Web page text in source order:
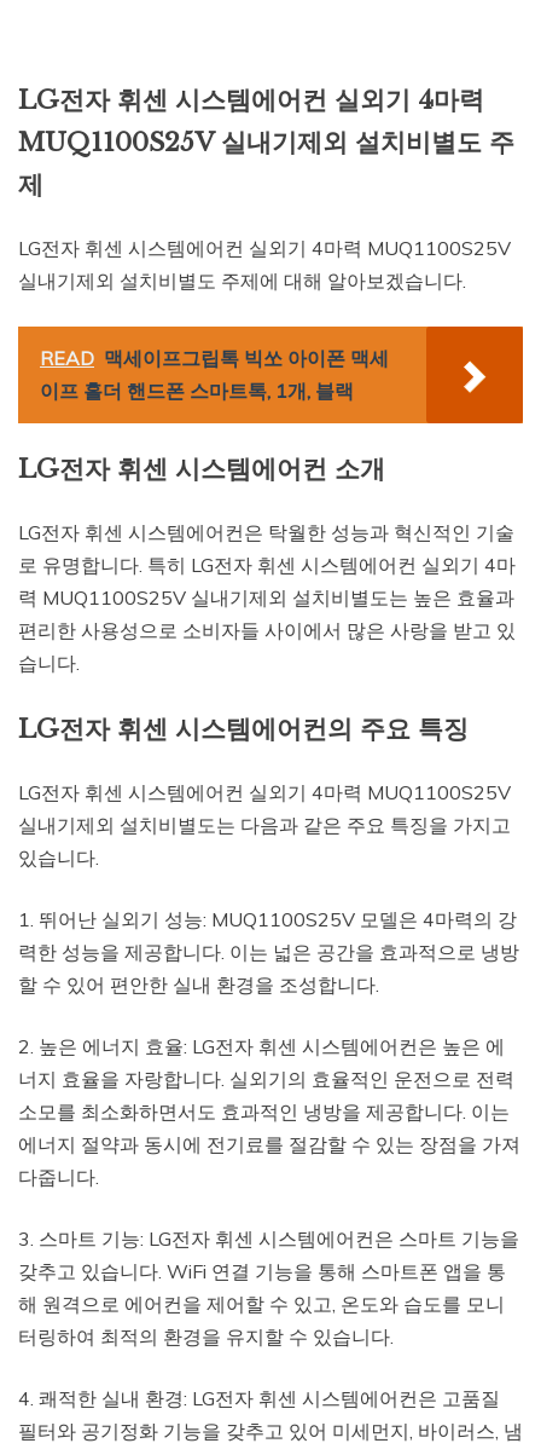
LG전자 휘센 시스템에어컨 실외기 4마력
MUQ1100S25V 실내기제외 설치비별도 주
제
LG전자 휘센 시스템에어컨 실외기 4마력 MUQ1100S25V
실내기제외 설치비별도 주제에 대해 알아보겠습니다.
READ 맥세이프그립톡 빅쏘 아이폰 맥세
이프 홀더 핸드폰 스마트톡, 1개, 블랙
LG전자 휘센 시스템에어컨 소개
LG전자 휘센 시스템에어컨은 탁월한 성능과 혁신적인 기술
로 유명합니다. 특히 LG전자 휘센 시스템에어컨 실외기 4마
력 MUQ1100S25V 실내기제외 설치비별도는 높은 효율과
편리한 사용성으로 소비자들 사이에서 많은 사랑을 받고 있
습니다.
LG전자 휘센 시스템에어컨의 주요 특징
LG전자 휘센 시스템에어컨 실외기 4마력 MUQ1100S25V
실내기제외 설치비별도는 다음과 같은 주요 특징을 가지고
있습니다.
1. 뛰어난 실외기 성능: MUQ1100S25V 모델은 4마력의 강
력한 성능을 제공합니다. 이는 넓은 공간을 효과적으로 냉방
할 수 있어 편안한 실내 환경을 조성합니다.
2. 높은 에너지 효율: LG전자 휘센 시스템에어컨은 높은 에
너지 효율을 자랑합니다. 실외기의 효율적인 운전으로 전력
소모를 최소화하면서도 효과적인 냉방을 제공합니다. 이는
에너지 절약과 동시에 전기료를 절감할 수 있는 장점을 가져
다줍니다.
3. 스마트 기능: LG전자 휘센 시스템에어컨은 스마트 기능을
갖추고 있습니다. WiFi 연결 기능을 통해 스마트폰 앱을 통
해 원격으로 에어컨을 제어할 수 있고, 온도와 습도를 모니
터링하여 최적의 환경을 유지할 수 있습니다.
4. 쾌적한 실내 환경: LG전자 휘센 시스템에어컨은 고품질
필터와 공기정화 기능을 갖추고 있어 미세먼지, 바이러스, 냄